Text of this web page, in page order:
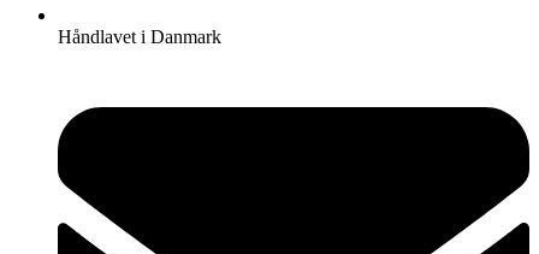
Håndlavet i Danmark